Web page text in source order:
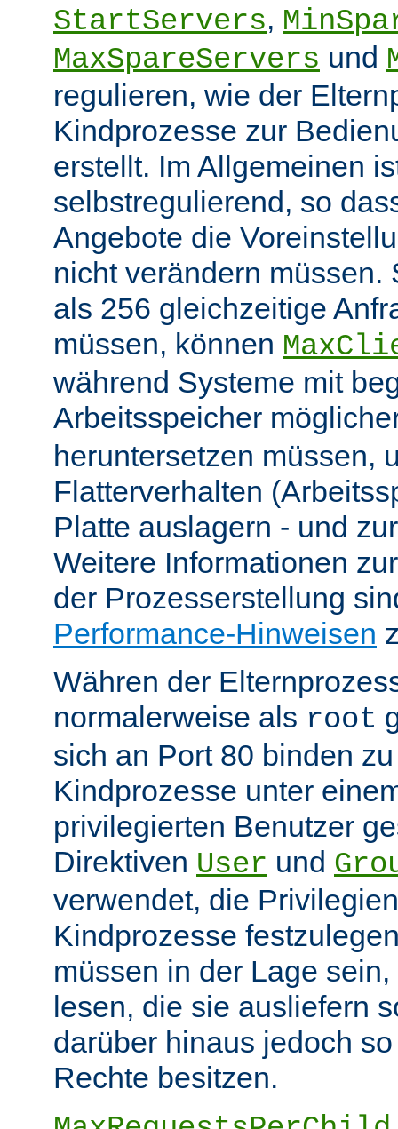
StartServers,
MaxSpareServers und
regulieren, wie der
Kindprozesse zur
erstellt. Im Allgemeinen
selbstregulierend, so
Angebote die
nicht verändern müssen.
als 256 gleichzeitige
müssen, können
während Systeme mit
Arbeitsspeicher
heruntersetzen müssen,
Flatterverhalten
Platte auslagern - und
Weitere Informationen
der Prozesserstellung
Performance-Hinweisen
Währen der
normalerweise als root
sich an Port 80 binden
Kindprozesse unter
privilegierten Benutzer
Direktiven User und
verwendet, die
Kindprozesse
müssen in der Lage
lesen, die sie ausliefern
darüber hinaus jedoch
Rechte besitzen.